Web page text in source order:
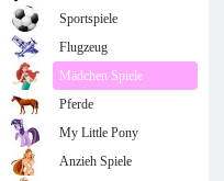
Sportspiele
Flugzeug
Mädchen Spiele
Pferde
My Little Pony
Anzieh Spiele